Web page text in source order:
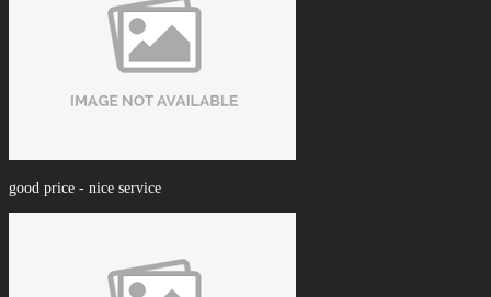
good price - nice service